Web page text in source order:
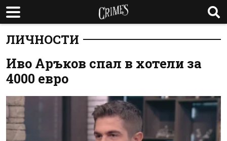
ЛИЧНОСТИ
Иво Аръков спал в хотели за
4000 евро